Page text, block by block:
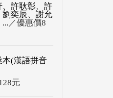
許耿彰、許
劉奕辰、謝允
／優惠價8
本(漢語拼音
元